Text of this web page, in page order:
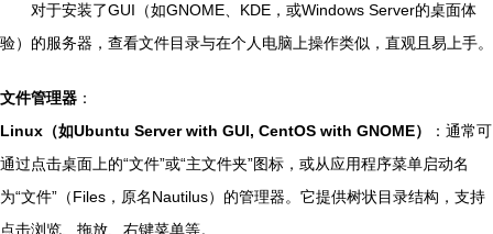
对于安装了GUI（如GNOME、KDE，或Windows Server的桌面体
验）的服务器，查看文件目录与在个人电脑上操作类似，直观且易上手。
文件管理器 ：
Linux（如Ubuntu Server with GUI, CentOS with GNOME）
：通常可
通过点击桌面上的“文件”或“主文件夹”图标，或从应用程序菜单启动名
为“文件”（Files，原名Nautilus）的管理器。它提供树状目录结构，支持
点击浏览、拖放、右键菜单等。